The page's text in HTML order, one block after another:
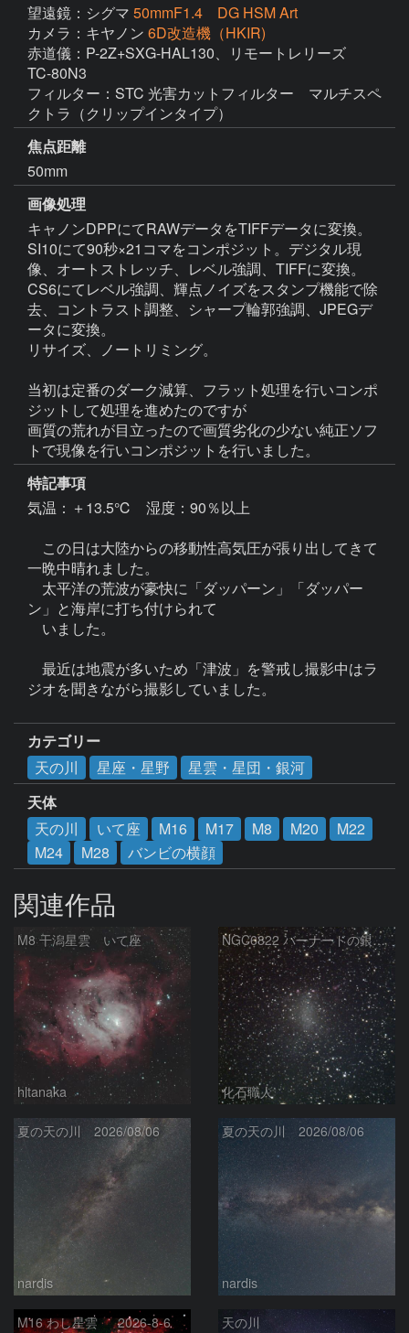
望遠鏡：シグマ 50mmF1.4 DG HSM Art
カメラ：キヤノン 6D改造機（HKIR)
赤道儀：P-2Z+SXG-HAL130、リモートレリーズ
TC-80N3
フィルター：STC 光害カットフィルター　マルチスペ
クトラ（クリップインタイプ）
焦点距離
50mm
画像処理
キャノンDPPにてRAWデータをTIFFデータに変換。
SI10にて90秒×21コマをコンポジット。デジタル現
像、オートストレッチ、レベル強調、TIFFに変換。
CS6にてレベル強調、輝点ノイズをスタンプ機能で除
去、コントラスト調整、シャープ輪郭強調、JPEGデ
ータに変換。
リサイズ、ノートリミング。
当初は定番のダーク減算、フラット処理を行いコンポ
ジットして処理を進めたのですが
画質の荒れが目立ったので画質劣化の少ない純正ソフ
特記事項
気温：＋13.5℃　湿度：90％以上
この日は大陸からの移動性高気圧が張り出してきて
一晩中晴れました。
太平洋の荒波が豪快に「ダッパーン」「ダッパー
ン」と海岸に打ち付けられて
いました。
最近は地震が多いため「津波」を警戒し撮影中はラ
ジオを聞きながら撮影していました。
カテゴリー
天の川
星座・星野
星雲・星団・銀河
天体
天の川
いて座 M16 M17 M8 M20
M22
M24
M28 バンビの横顔
関連作品
M8 干潟星雲 いて座
hltanaka
NGC6822 バーナードの銀河 いて座
化石職人
夏の天の川 2026/08/06
nardis
夏の天の川 2026/08/06
nardis
M16 わし星雲 2026-8-6 天の川